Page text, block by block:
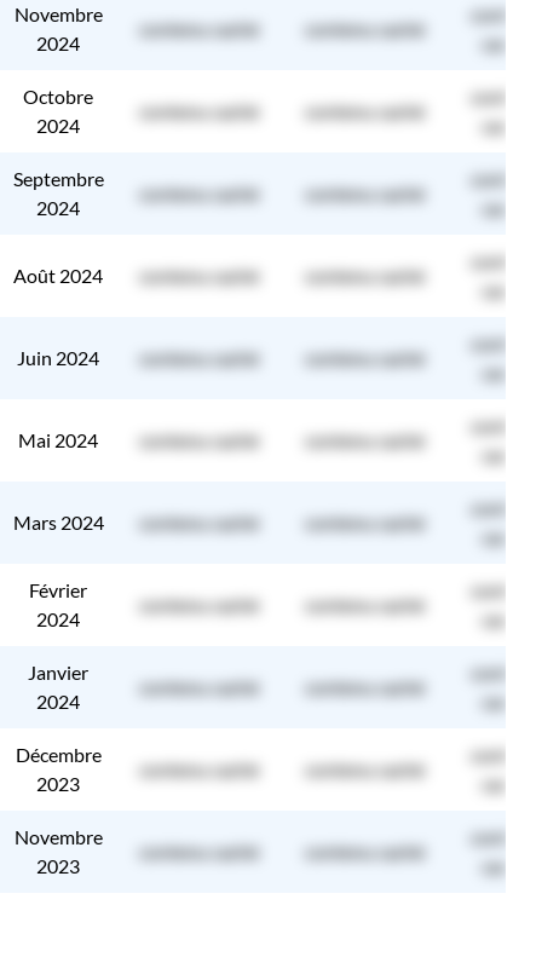
Novembre
2024
contenu caché contenu caché
contenu
caché
Octobre
2024
contenu caché contenu caché
contenu
caché
Septembre
2024
contenu caché contenu caché
contenu
caché
Août 2024 contenu caché contenu caché
contenu
caché
Juin 2024 contenu caché contenu caché
contenu
caché
Mai 2024 contenu caché contenu caché
contenu
caché
Mars 2024 contenu caché contenu caché
contenu
caché
Février
2024
contenu caché contenu caché
contenu
caché
Janvier
2024
contenu caché contenu caché
contenu
caché
Décembre
2023
contenu caché contenu caché
contenu
caché
Novembre
2023
contenu caché contenu caché
contenu
caché